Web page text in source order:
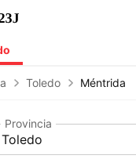
Toledo Méntrida
Toledo
Provincia